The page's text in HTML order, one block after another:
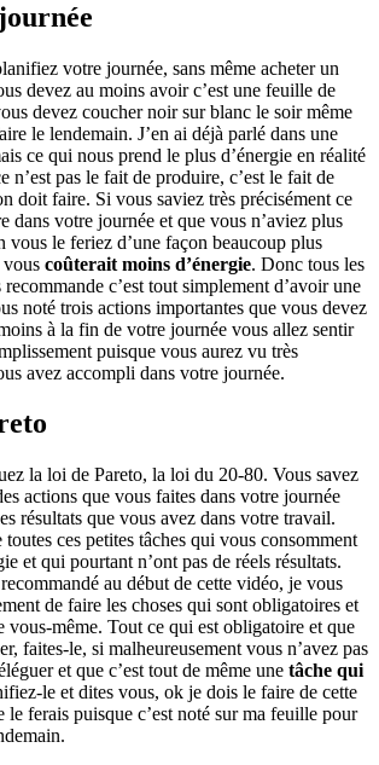
votre journée, sans même acheter un
devez au moins avoir c’est une feuille de
devez coucher noir sur blanc le soir même
le lendemain. J’en ai déjà parlé dans une
ce qui nous prend le plus d’énergie en réalité
n’est pas le fait de produire, c’est le fait de
doit faire. Si vous saviez très précisément ce
dans votre journée et que vous n’aviez plus
vous le feriez d’une façon beaucoup plus
vous coûterait moins d’énergie. Donc tous les
c’est tout simplement d’avoir une
noté trois actions importantes que vous devez
à la fin de votre journée vous allez sentir
puisque vous aurez vu très
avez accompli dans votre journée.
la loi de Pareto, la loi du 20-80. Vous savez
actions que vous faites dans votre journée
résultats que vous avez dans votre travail.
ces petites tâches qui vous consomment
et qui pourtant n’ont pas de réels résultats.
au début de cette vidéo, je vous
de faire les choses qui sont obligatoires et
vous-même. Tout ce qui est obligatoire et que
faites-le, si malheureusement vous n’avez pas
et que c’est tout de même une tâche qui
le et dites vous, ok je dois le faire de cette
le ferais puisque c’est noté sur ma feuille pour